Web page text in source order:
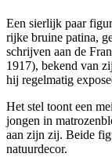
Een sierlijk paar
rijke bruine patina,
schrijven aan de
1917), bekend van
hij regelmatig
Het stel toont een
jongen in
aan zijn zij. Beide
natuurdecor.